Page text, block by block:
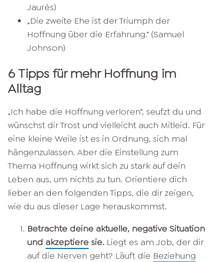
Jaurès)
„Die zweite Ehe ist der Triumph der
Hoffnung über die Erfahrung.“ (Samuel
Johnson)
6 Tipps für mehr Hoffnung im
Alltag
„Ich habe die Hoffnung verloren“, seufzt du und
wünschst dir Trost und vielleicht auch Mitleid. Für
eine kleine Weile ist es in Ordnung, sich mal
hängenzulassen. Aber die Einstellung zum
Thema Hoffnung wirkt sich zu stark auf dein
Leben aus, um nichts zu tun. Orientiere dich
lieber an den folgenden Tipps, die dir zeigen,
wie du aus dieser Lage herauskommst.
Betrachte deine aktuelle, negative Situation
und akzeptiere sie. Liegt es am Job, der dir
auf die Nerven geht? Läuft die Beziehung